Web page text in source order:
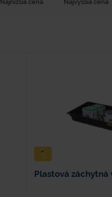
Najnižšia cena Najvyššia cena
Plastová záchytná